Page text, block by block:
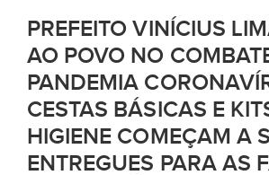
PREFEITO VINÍCIUS
AO POVO NO
PANDEMIA
CESTAS BÁSICAS E
HIGIENE COMEÇAM A
ENTREGUES PARA AS